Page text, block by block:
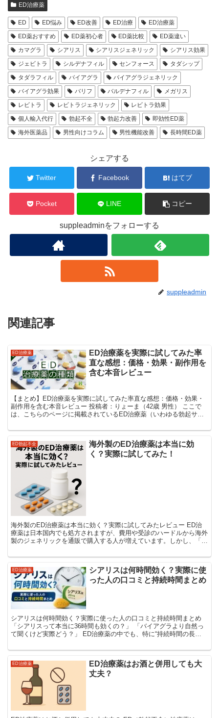
ED治療薬
ED ED悩み ED改善 ED治療
ED治療薬
ED薬おすすめ
ED薬初心者 ED薬比較
ED薬違い
カマグラ
シアリス シアリスジェネリック
シアリス効果
ジェビトラ
シルデナフィル センフォース
タダシップ
タダラフィル
バイアグラ
バイアグラジェネリック
バイアグラ効果
バリフ バルデナフィル
メガリス
レビトラ
レビトラジェネリック
レビトラ効果
個人輸入代行
勃起不全 勃起力改善
即効性ED薬
海外医薬品
男性向けコラム 男性機能改善 長時間ED薬
シェアする
Twitter Facebook はてブ
Pocket LINE コピー
suppleadminをフォローする
suppleadmin
関連記事
ED治療薬
ED治療薬を実際に試してみた率
直な感想：価格・効果・副作用を
含む本音レビュー
【まとめ】ED治療薬を実際に試してみた率直な感想：価格・効果・
副作用を含む本音レビュー 投稿者：りょーま（42歳 男性） ここで
は、こちらのページに掲載されているED治療薬（いわゆる勃起サポ
ED勃起不全
海外製のED治療薬は本当に効
く？実際に試してみた！
海外製のED治療薬は本当に効く？実際に試してみたレビュー ED治
療薬は日本国内でも処方されますが、費用や受診のハードルから海外
製のジェネリックを通販で購入する人が増えています。しかし、「本
ED治療薬
シアリスは何時間効く？実際に使
った人の口コミと持続時間まとめ
シアリスは何時間効く？実際に使った人の口コミと持続時間まとめ
「シアリスって本当に36時間も効くの？」 「バイアグラより自然っ
て聞くけど実際どう？」 ED治療薬の中でも、特に“持続時間の長
ED治療薬
ED治療薬はお酒と併用しても大
丈夫？